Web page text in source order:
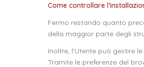
Come controllare
Fermo restando quanto
della maggior parte degli
Inoltre, l’Utente può gestire
Tramite le preferenze del